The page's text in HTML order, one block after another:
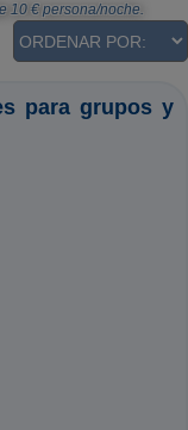
10€ persona/noche.
para grupos y